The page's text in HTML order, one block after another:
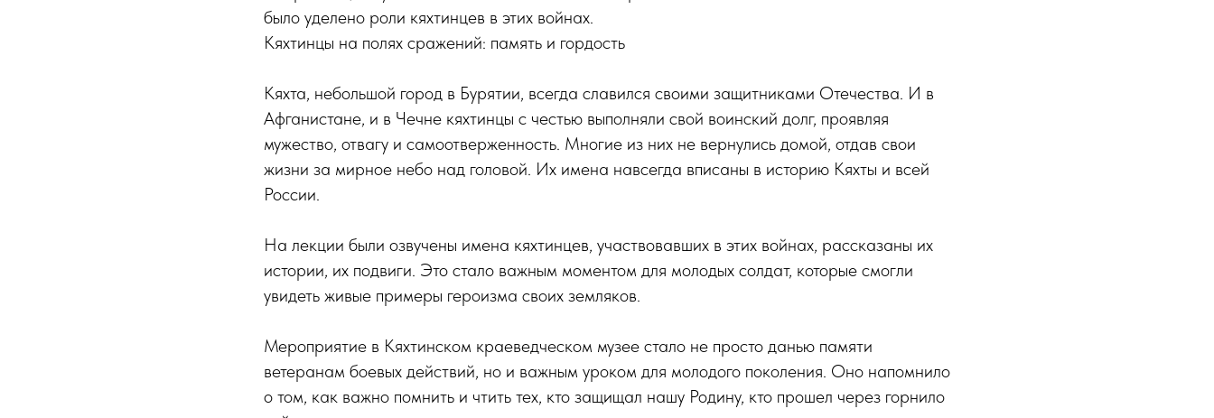
было уделено роли кяхтинцев в этих войнах.
Кяхтинцы на полях сражений: память и гордость
Кяхта, небольшой город в Бурятии, всегда славился своими защитниками Отечества. И в
Афганистане, и в Чечне кяхтинцы с честью выполняли свой воинский долг, проявляя
мужество, отвагу и самоотверженность. Многие из них не вернулись домой, отдав свои
жизни за мирное небо над головой. Их имена навсегда вписаны в историю Кяхты и всей
России.
На лекции были озвучены имена кяхтинцев, участвовавших в этих войнах, рассказаны их
истории, их подвиги. Это стало важным моментом для молодых солдат, которые смогли
увидеть живые примеры героизма своих земляков.
Мероприятие в Кяхтинском краеведческом музее стало не просто данью памяти
ветеранам боевых действий, но и важным уроком для молодого поколения. Оно напомнило
о том, как важно помнить и чтить тех, кто защищал нашу Родину, кто прошел через горнило